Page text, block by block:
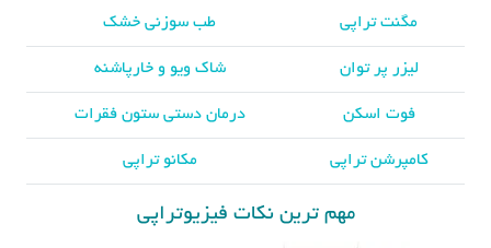
مگنت تراپی طب سوزنی خشک
لیزر پر توان شاک ویو و خارپاشنه
فوت اسکن درمان دستی ستون فقرات
کامپرشن تراپی مکانو تراپی
مهم ترین نکات فیزیوتراپی